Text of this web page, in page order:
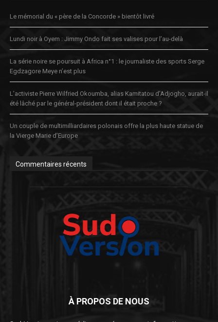
Le mémorial du « père de la Concorde » bientôt livré
Lundi noir à Oyem : Jimmy Ondo fait ses valises pour l’au-delà
La série noire se poursuit à Africa n°1 : le journaliste des sports Serge
Egdzagore Meye n’est plus
L’activiste Pierre Wilfried Okoumba, alias Kamitatou d’Adjogho, aurait-il
été lâché par le général-président dont il était proche ?
Un couple de multimilliardaires polonais offre la plus haute statue de
la Vierge Marie d’Europe
Commentaires récents
À PROPOS DE NOUS